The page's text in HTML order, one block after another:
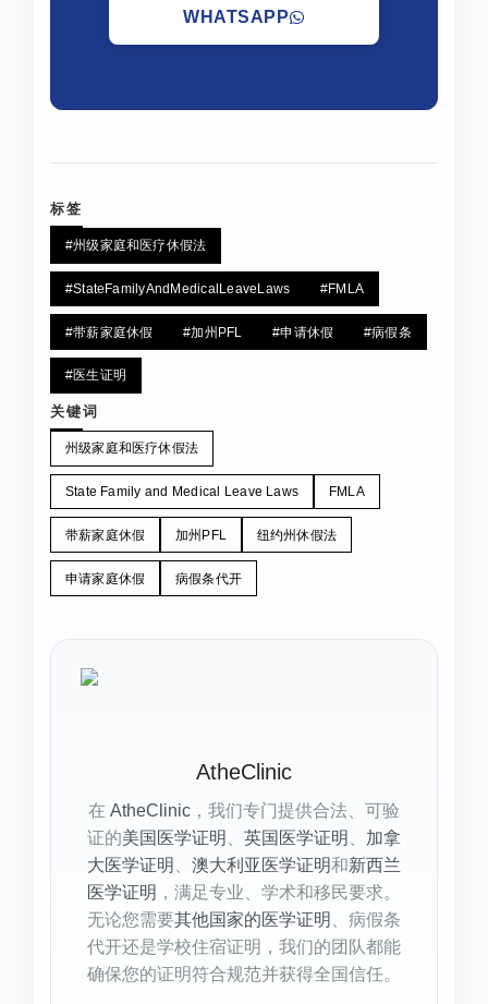
WHATSAPP
标签
#州级家庭和医疗休假法
#StateFamilyAndMedicalLeaveLaws #FMLA
#带薪家庭休假 #加州PFL #申请休假 #病假条
#医生证明
关键词
州级家庭和医疗休假法
State Family and Medical Leave Laws FMLA
带薪家庭休假 加州PFL 纽约州休假法
申请家庭休假 病假条代开
AtheClinic
在 AtheClinic ，我们专门提供合法、可验
证的美国医学证明 英国医学证明
加拿
大医学证明
澳大利亚医学证明和新西兰
医学证明 ，满足专业、学术和移民要求。
无论您需要其他国家的医学证明
、病假条
代开还是学校住宿证明，我们的团队都能
确保您的证明符合规范并获得全国信任。